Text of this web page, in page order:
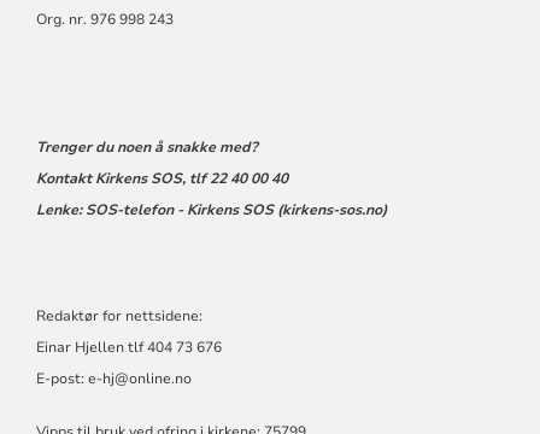
Org. nr. 976 998 243
Trenger du noen å snakke med?
Kontakt Kirkens SOS, tlf 22 40 00 40
Lenke:SOS-telefon - Kirkens SOS (kirkens-sos.no)
Redaktør for nettsidene:
Einar Hjellen tlf 404 73 676
E-post: e-hj@online.no